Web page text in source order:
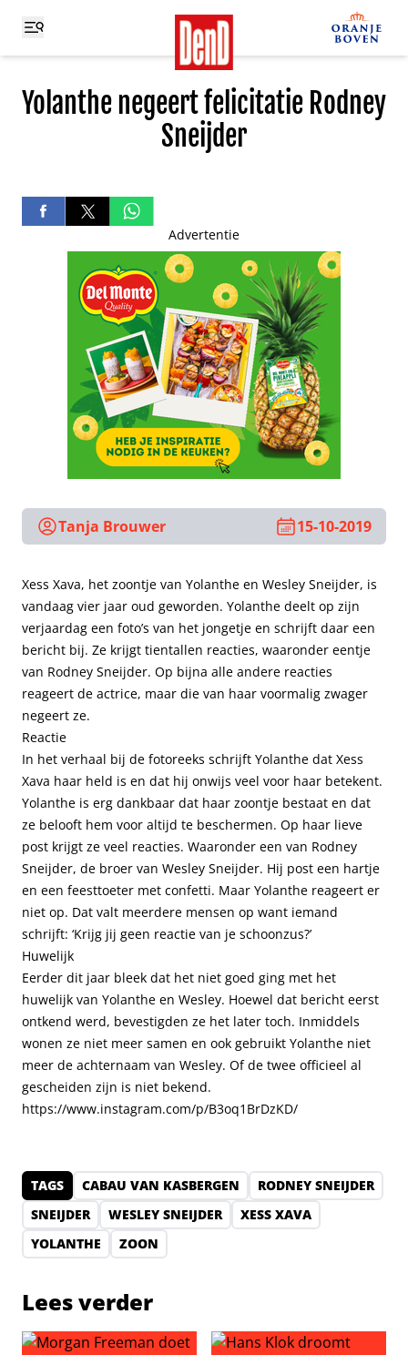
Yolanthe negeert felicitatie Rodney
Sneijder
Advertentie
Tanja Brouwer 15-10-2019
Xess Xava, het zoontje van Yolanthe en Wesley Sneijder, is
vandaag vier jaar oud geworden. Yolanthe deelt op zijn
verjaardag een foto’s van het jongetje en schrijft daar een
bericht bij. Ze krijgt tientallen reacties, waaronder eentje
van Rodney Sneijder. Op bijna alle andere reacties
reageert de actrice, maar die van haar voormalig zwager
negeert ze.
Reactie
In het verhaal bij de fotoreeks schrijft Yolanthe dat Xess
Xava haar held is en dat hij onwijs veel voor haar betekent.
Yolanthe is erg dankbaar dat haar zoontje bestaat en dat
ze belooft hem voor altijd te beschermen. Op haar lieve
post krijgt ze veel reacties. Waaronder een van Rodney
Sneijder, de broer van Wesley Sneijder. Hij post een hartje
en een feesttoeter met confetti. Maar Yolanthe reageert er
niet op. Dat valt meerdere mensen op want iemand
schrijft: ‘Krijg jij geen reactie van je schoonzus?’
Huwelijk
Eerder dit jaar bleek dat het niet goed ging met het
huwelijk van Yolanthe en Wesley. Hoewel dat bericht eerst
ontkend werd, bevestigden ze het later toch. Inmiddels
wonen ze niet meer samen en ook gebruikt Yolanthe niet
meer de achternaam van Wesley. Of de twee officieel al
gescheiden zijn is niet bekend.
https://www.instagram.com/p/B3oq1BrDzKD/
TAGS CABAU VAN KASBERGEN
RODNEY SNEIJDER
SNEIJDER
WESLEY SNEIJDER
XESS XAVA
YOLANTHE
ZOON
Lees verder